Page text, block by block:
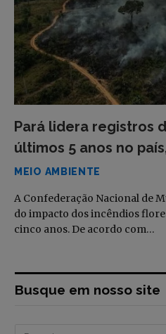
Pará lidera registros
últimos 5 anos no
MEIO AMBIENTE
A Confederação Nacional de
do impacto dos incêndios
cinco anos. De acordo com…
Busque em nosso site